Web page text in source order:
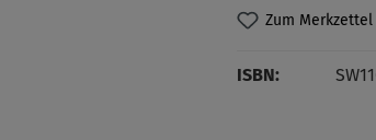
Zum
ISBN: